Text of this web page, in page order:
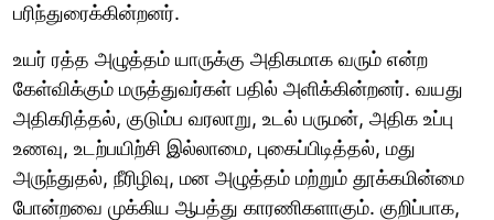
பரிந்துரைக்கின்றனர்.
உயர் ரத்த அழுத்தம் யாருக்கு அதிகமாக வரும் என்ற
கேள்விக்கும் மருத்துவர்கள் பதில் அளிக்கின்றனர். வயது
அதிகரித்தல், குடும்ப வரலாறு, உடல் பருமன், அதிக உப்பு
உணவு, உடற்பயிற்சி இல்லாமை, புகைப்பிடித்தல், மது
அருந்துதல், நீரிழிவு, மன அழுத்தம் மற்றும் தூக்கமின்மை
போன்றவை முக்கிய ஆபத்து காரணிகளாகும். குறிப்பாக,